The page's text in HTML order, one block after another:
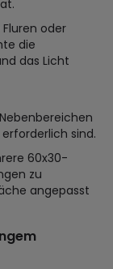
oder
die
das Licht
sind.
60x30-
zu
angepasst